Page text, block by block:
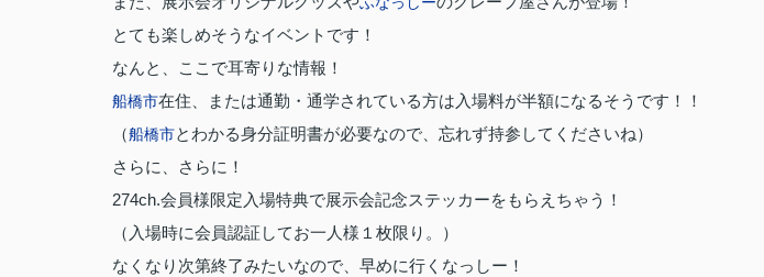
とても楽しめそうなイベントです！
なんと、ここで耳寄りな情報！
船橋市在住、または通勤・通学されている方は入場料が半額になるそうです！！
（船橋市とわかる身分証明書が必要なので、忘れず持参してくださいね）
さらに、さらに！
274ch.会員様限定入場特典で展示会記念ステッカーをもらえちゃう！
（入場時に会員認証してお一人様１枚限り。）
なくなり次第終了みたいなので、早めに行くなっしー！